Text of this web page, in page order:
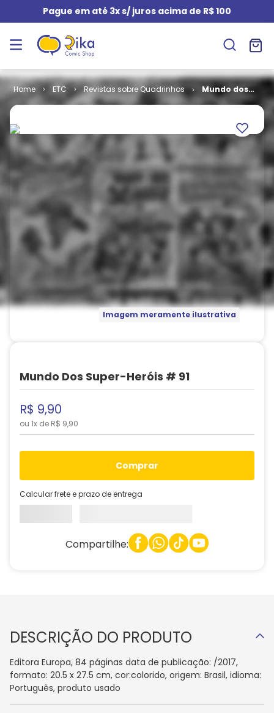
Pague em até 3x s/ juros acima de R$ 100
ETC Revistas sobre Quadrinhos
Mundo dos
Super-Heróis
Imagem meramente ilustrativa
Mundo Dos Super-Heróis # 91
R$ 9,90
ou 1x de R$ 9,90
comprar
Calcular frete e prazo de entrega
Compartilhe:
DESCRIÇÃO DO PRODUTO
Editora Europa, 84 páginas data de publicação: /2017,
formato: 20.5 x 27.5 cm, cor:colorido, origem: Brasil, idioma:
Português, produto usado